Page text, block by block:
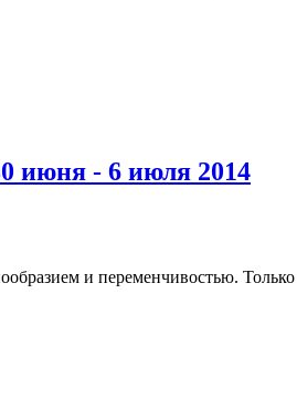
июня - 6 июля 2014
и переменчивостью.